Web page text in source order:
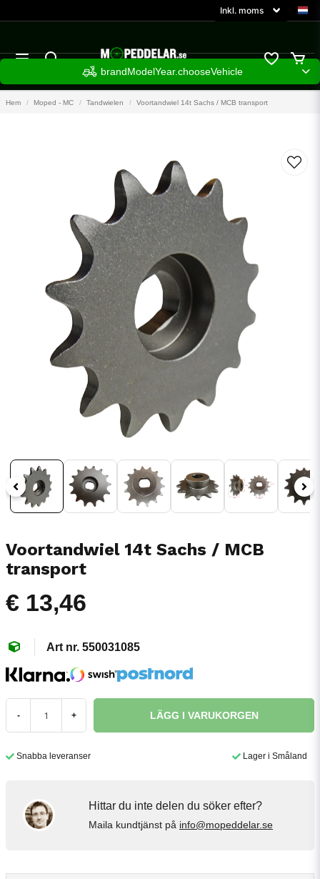
brandModelYear.chooseVehicle
Hem Moped - MC Tandwielen Voortandwiel 14t Sachs / MCB transport
Voortandwiel 14t Sachs / MCB
transport
€ 13,46
550031085
- + LÄGG I VARUKORGEN
Snabba leveranser Lager i Småland
Hittar du inte delen du söker efter?
Maila kundtjänst på info@mopeddelar.se